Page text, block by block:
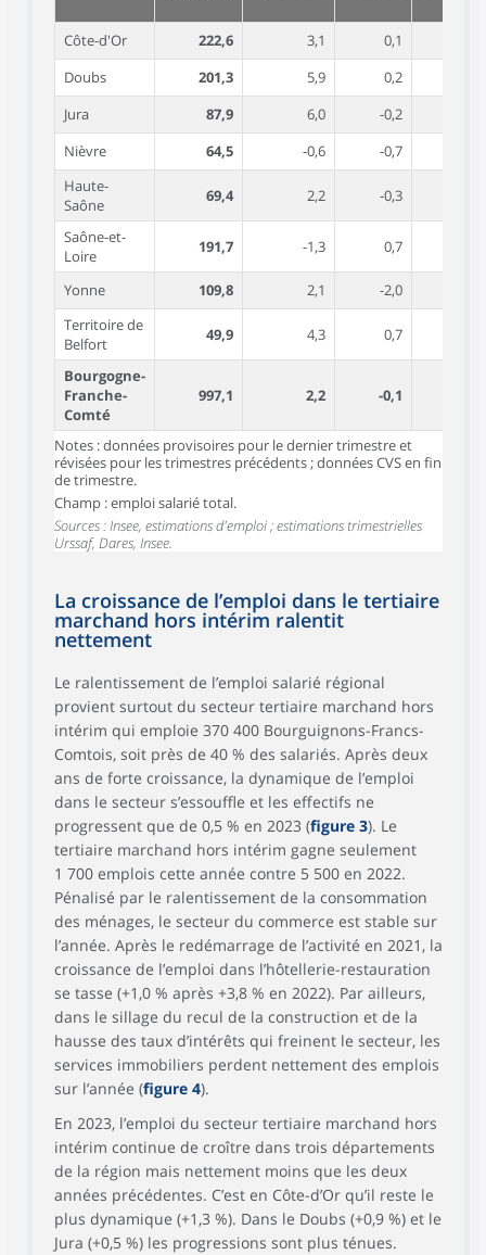
Côte-d'Or 222,6 3,1
0,1
Doubs
201,3 5,9 0,2
Jura
87,9 6,0
-0,2
Nièvre
64,5 -0,6 -0,7
Haute-
Saône
69,4 2,2 -0,3
Saône-et-
Loire
191,7 -1,3 0,7
Yonne 109,8 2,1 -2,0
Territoire de
Belfort
49,9 4,3 0,7
Bourgogne-
Franche-
Comté
997,1 2,2 -0,1
Notes : données provisoires pour le dernier trimestre et
révisées pour les trimestres précédents ; données CVS en fin
de trimestre.
Champ : emploi salarié total.
Sources : Insee, estimations d'emploi ; estimations trimestrielles
Urssaf, Dares, Insee.
La croissance de l’emploi dans le tertiaire
marchand hors intérim ralentit
nettement
Le ralentissement de l’emploi salarié régional
provient surtout du secteur tertiaire marchand hors
intérim qui emploie 370 400 Bourguignons-Francs-
Comtois, soit près de 40 % des salariés. Après deux
ans de forte croissance, la dynamique de l’emploi
dans le secteur s’essouffle et les effectifs ne
progressent que de 0,5 % en 2023 (figure 3). Le
tertiaire marchand hors intérim gagne seulement
1 700 emplois cette année contre 5 500 en 2022.
Pénalisé par le ralentissement de la consommation
des ménages, le secteur du commerce est stable sur
l’année. Après le redémarrage de l’activité en 2021, la
croissance de l’emploi dans l’hôtellerie-restauration
se tasse (+1,0 % après +3,8 % en 2022). Par ailleurs,
dans le sillage du recul de la construction et de la
hausse des taux d’intérêts qui freinent le secteur, les
services immobiliers perdent nettement des emplois
sur l’année (figure 4).
En 2023, l’emploi du secteur tertiaire marchand hors
intérim continue de croître dans trois départements
de la région mais nettement moins que les deux
années précédentes. C’est en Côte-d’Or qu’il reste le
plus dynamique (+1,3 %). Dans le Doubs (+0,9 %) et le
Jura (+0,5 %) les progressions sont plus ténues.